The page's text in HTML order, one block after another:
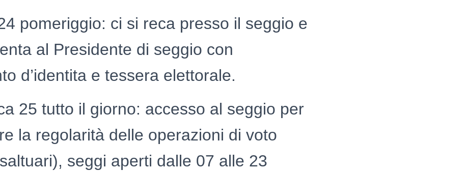
pomeriggio: ci si reca presso il seggio e
al Presidente di seggio con
d’identita e tessera elettorale.
25 tutto il giorno: accesso al seggio per
la regolarità delle operazioni di voto
seggi aperti dalle 07 alle 23